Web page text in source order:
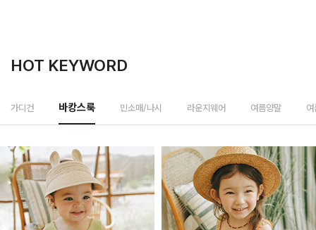
HOT KEYWORD
가디건 바캉스룩 민소매/나시 라운지웨어 여름양말